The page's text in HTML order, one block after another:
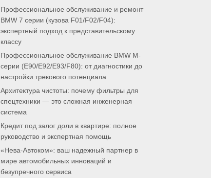
Профессиональное обслуживание и ремонт
BMW 7 серии (кузова F01/F02/F04):
экспертный подход к представительскому
классу
Профессиональное обслуживание BMW M-
серии (E90/E92/E93/F80): от диагностики до
настройки трекового потенциала
Архитектура чистоты: почему фильтры для
спецтехники — это сложная инженерная
система
Кредит под залог доли в квартире: полное
руководство и экспертная помощь
«Нева-Автоком»: ваш надежный партнер в
мире автомобильных инноваций и
безупречного сервиса